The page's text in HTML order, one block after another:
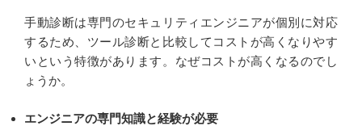
手動診断は専門のセキュリティエンジニアが個別に対応
するため、ツール診断と比較してコストが高くなりやす
いという特徴があります。なぜコストが高くなるのでし
ょうか。
エンジニアの専門知識と経験が必要